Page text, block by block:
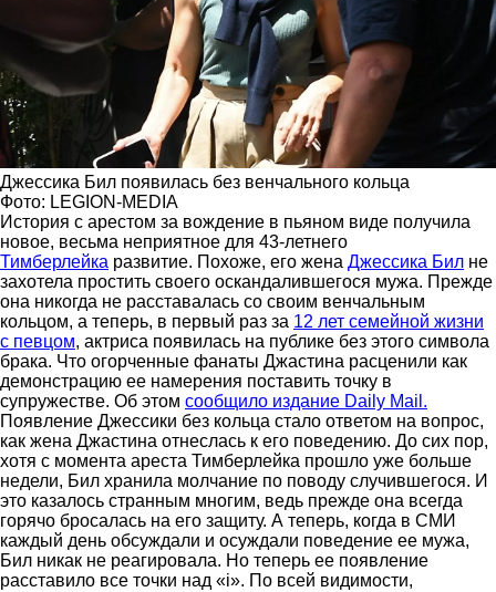
Джессика Бил появилась без венчального кольца
Фото: LEGION-MEDIA
История с арестом за вождение в пьяном виде получила
новое, весьма неприятное для 43-летнего
Тимберлейка развитие. Похоже, его жена Джессика Бил не
захотела простить своего оскандалившегося мужа. Прежде
она никогда не расставалась со своим венчальным
кольцом, а теперь, в первый раз за 12 лет семейной жизни
с певцом, актриса появилась на публике без этого символа
брака. Что огорченные фанаты Джастина расценили как
демонстрацию ее намерения поставить точку в
супружестве. Об этом сообщило издание Daily Mail.
Появление Джессики без кольца стало ответом на вопрос,
как жена Джастина отнеслась к его поведению. До сих пор,
хотя с момента ареста Тимберлейка прошло уже больше
недели, Бил хранила молчание по поводу случившегося. И
это казалось странным многим, ведь прежде она всегда
горячо бросалась на его защиту. А теперь, когда в СМИ
каждый день обсуждали и осуждали поведение ее мужа,
Бил никак не реагировала. Но теперь ее появление
расставило все точки над «i». По всей видимости,